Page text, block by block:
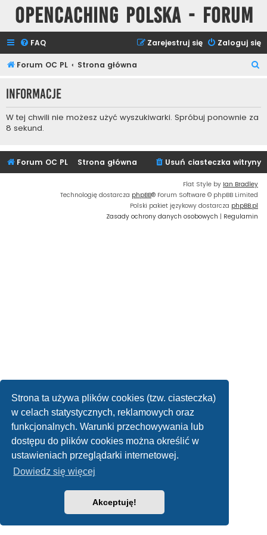
Strona ta używa plików cookies (tzw. ciasteczka)
w celach statystycznych, reklamowych oraz
funkcjonalnych. Warunki przechowywania lub
dostępu do plików cookies można określić w
ustawieniach przeglądarki internetowej.
Dowiedz się więcej
Akceptuję!
Opencaching Polska - Forum
FAQ Zaloguj się
Zarejestruj się
Forum OC PL Strona główna
k
Informacje
W tej chwili nie możesz użyć wyszukiwarki. Spróbuj ponownie za
8 sekund.
Forum OC PL Strona główna Usuń ciasteczka witryny
Flat Style by Ian Bradley
Technologię dostarcza phpBB® Forum Software © phpBB Limited
Polski pakiet językowy dostarcza phpBB.pl
Zasady ochrony danych osobowych | Regulamin